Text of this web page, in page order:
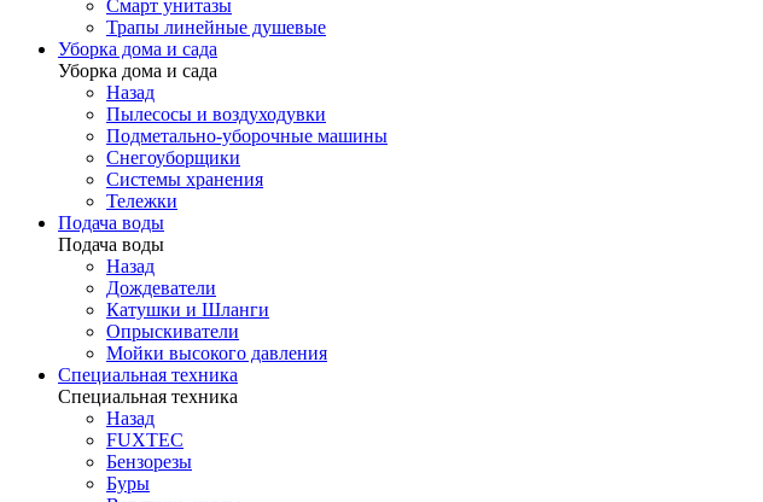
Смарт унитазы
Трапы линейные душевые
Уборка дома и сада
Уборка дома и сада
Назад
Пылесосы и воздуходувки
Подметально-уборочные машины
Снегоуборщики
Системы хранения
Тележки
Подача воды
Подача воды
Назад
Дождеватели
Катушки и Шланги
Опрыскиватели
Мойки высокого давления
Специальная техника
Специальная техника
Назад
FUXTEC
Бензорезы
Буры